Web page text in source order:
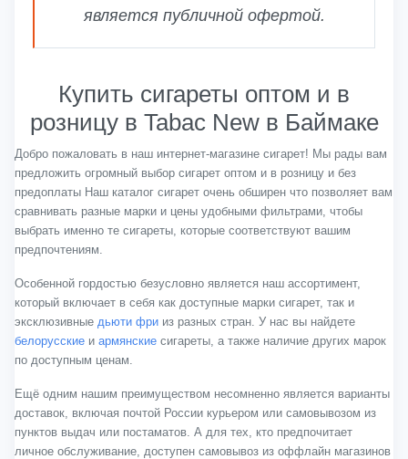
является публичной офертой.
Купить сигареты оптом и в
розницу в Tabac New в Баймаке
Добро пожаловать в наш интернет-магазине сигарет! Мы рады вам
предложить огромный выбор сигарет оптом и в розницу и без
предоплаты Наш каталог сигарет очень обширен что позволяет вам
сравнивать разные марки и цены удобными фильтрами, чтобы
выбрать именно те сигареты, которые соответствуют вашим
предпочтениям.
Особенной гордостью безусловно является наш ассортимент,
который включает в себя как доступные марки сигарет, так и
эксклюзивные дьюти фри из разных стран. У нас вы найдете
белорусские и армянские сигареты, а также наличие других марок
по доступным ценам.
Ещё одним нашим преимуществом несомненно является варианты
доставок, включая почтой России курьером или самовывозом из
пунктов выдач или постаматов. А для тех, кто предпочитает
личное обслуживание, доступен самовывоз из оффлайн магазинов